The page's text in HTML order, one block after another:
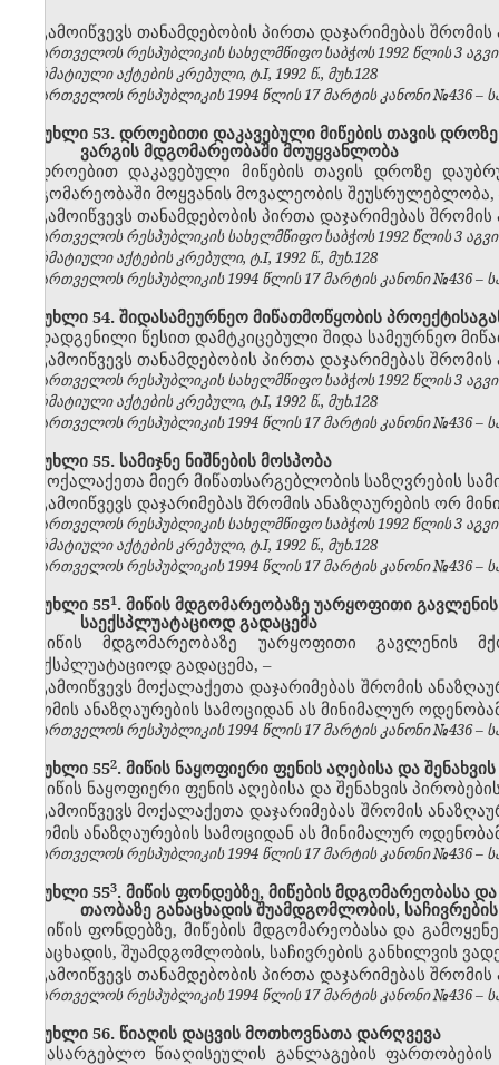
გამოიწვევს თანამდებობის პირთა დაჯარიმებას
საქართველოს რესპუბლიკის სახელმწიფო საბჭოს 1992 წლის 3
ნორმატიული აქტების კრებული, ტ.I, 1992 წ., მუხ.128
საქართველოს რესპუბლიკის 1994 წლის 17 მარტის კანონი №436 –
მუხლი 53. დროებითი დაკავებული მიწების თავის
ვარგის მდგომარეობაში მოუყვანლობა
დროებით დაკავებული მიწების თავის დროზე
მდგომარეობაში მოყვანის მოვალეობის შეუსრულებლობა,
გამოიწვევს თანამდებობის პირთა დაჯარიმებას
საქართველოს რესპუბლიკის სახელმწიფო საბჭოს 1992 წლის 3
ნორმატიული აქტების კრებული, ტ.I, 1992 წ., მუხ.128
საქართველოს რესპუბლიკის 1994 წლის 17 მარტის კანონი №436 –
მუხლი 54. შიდასამეურნეო მიწათმოწყობის
დადგენილი წესით დამტკიცებული შიდა სამეურნეო
გამოიწვევს თანამდებობის პირთა დაჯარიმებას
საქართველოს რესპუბლიკის სახელმწიფო საბჭოს 1992 წლის 3
ნორმატიული აქტების კრებული, ტ.I, 1992 წ., მუხ.128
საქართველოს რესპუბლიკის 1994 წლის 17 მარტის კანონი №436 –
მუხლი 55. სამიჯნე ნიშნების მოსპობა
მოქალაქეთა მიერ მიწათსარგებლობის საზღვრების
გამოიწვევს დაჯარიმებას შრომის ანაზღაურების ორ
საქართველოს რესპუბლიკის სახელმწიფო საბჭოს 1992 წლის 3
ნორმატიული აქტების კრებული, ტ.I, 1992 წ., მუხ.128
საქართველოს რესპუბლიკის 1994 წლის 17 მარტის კანონი №436 –
მუხლი 55​1. მიწის მდგომარეობაზე უარყოფითი
საექსპლუატაციოდ გადაცემა
მიწის მდგომარეობაზე უარყოფითი გავლენის
საექსპლუატაციოდ გადაცემა, –
გამოიწვევს მოქალაქეთა დაჯარიმებას შრომის
შრომის ანაზღაურების სამოციდან ას მინიმალურ
საქართველოს რესპუბლიკის 1994 წლის 17 მარტის კანონი №436 –
მუხლი 55​2. მიწის ნაყოფიერი ფენის აღებისა და
მიწის ნაყოფიერი ფენის აღებისა და შენახვის
გამოიწვევს მოქალაქეთა დაჯარიმებას შრომის
შრომის ანაზღაურების სამოციდან ას მინიმალურ
საქართველოს რესპუბლიკის 1994 წლის 17 მარტის კანონი №436 –
მუხლი 55​3. მიწის ფონდებზე, მიწების მდგომარეობასა
თაობაზე განაცხადის შუამდგომლობის,
მიწის ფონდებზე, მიწების მდგომარეობასა და
განაცხადის, შუამდგომლობის, საჩივრების განხილვის
გამოიწვევს თანამდებობის პირთა დაჯარიმებას
საქართველოს რესპუბლიკის 1994 წლის 17 მარტის კანონი №436 –
მუხლი 56. წიაღის დაცვის მოთხოვნათა დარღვევა
სასარგებლო წიაღისეულის განლაგების